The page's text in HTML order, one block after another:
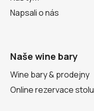
Napsali o nás
Naše wine bary
Wine bary & prodejny
Online rezervace stolu